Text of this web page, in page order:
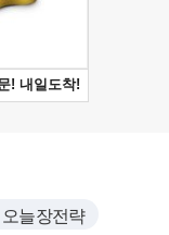
오늘장전략